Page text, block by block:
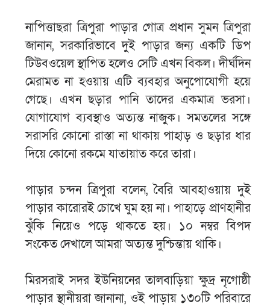
নাপিত্তাছরা ত্রিপুরা পাড়ার গোত্র প্রধান সুমন ত্রিপুরা
জানান, সরকারিভাবে দুই পাড়ার জন্য একটি ডিপ
টিউবওয়েল স্থাপিত হলেও সেটি এখন বিকল। দীর্ঘদিন
মেরামত না হওয়ায় এটি ব্যবহার অনুপোযোগী হয়ে
গেছে। এখন ছড়ার পানি তাদের একমাত্র ভরসা।
যোগাযোগ ব্যবস্থাও অত্যন্ত নাজুক। সমতলের সঙ্গে
সরাসরি কোনো রাস্তা না থাকায় পাহাড় ও ছড়ার ধার
দিয়ে কোনো রকমে যাতায়াত করে তারা।
পাড়ার চন্দন ত্রিপুরা বলেন, বৈরি আবহাওয়ায় দুই
পাড়ার কারোরই চোখে ঘুম হয় না। পাহাড়ে প্রাণহানীর
ঝুঁকি নিয়েও পড়ে থাকতে হয়। ১০ নম্বর বিপদ
সংকেত দেখালে আমরা অত্যন্ত দুশ্চিন্তায় থাকি।
মিরসরাই সদর ইউনিয়নের তালবাড়িয়া ক্ষুদ্র নৃগোষ্ঠী
পাড়ার স্থানীয়রা জানানা, ওই পাড়ায় ১৩০টি পরিবারে